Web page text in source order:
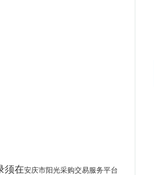
须在安庆市阳光采购交易服务平台